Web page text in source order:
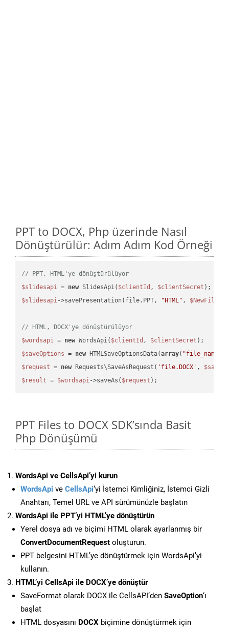
PPT to DOCX, Php üzerinde Nasıl
Dönüştürülür: Adım Adım Kod Örneği
// PPT, HTML'ye dönüştürülüyor
$slidesapi = new SlidesApi( $clientId , $clientSecret
$slidesapi->savePresentation(file.PPT, "HTML" , $NewFile
// HTML, DOCX'ye dönüştürülüyor
$wordsapi = new WordsApi( $clientId , $clientSecret
$saveOptions = new HTMLSaveOptionsData(array( "file_name"
$request = new Requests\SaveAsRequest( 'file.DOCX' ,
$result = $wordsapi->saveAs( $request
PPT Files to DOCX SDK’sında Basit
Php Dönüşümü
WordsApi ve CellsApi’yi kurun
WordsApi ve CellsApi‘yi İstemci Kimliğiniz, İstemci Gizli
Anahtarı, Temel URL ve API sürümünüzle başlatın
WordsApi ile PPT’yi HTML’ye dönüştürün
Yerel dosya adı ve biçimi HTML olarak ayarlanmış bir
ConvertDocumentRequest oluşturun.
PPT belgesini HTML’ye dönüştürmek için WordsApi’yi
kullanın.
HTML’yi CellsApi ile DOCX’ye dönüştür
SaveFormat olarak DOCX ile CellsAPI’den SaveOption‘ı
başlat
HTML dosyasını DOCX biçimine dönüştürmek için